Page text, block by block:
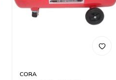
CORA